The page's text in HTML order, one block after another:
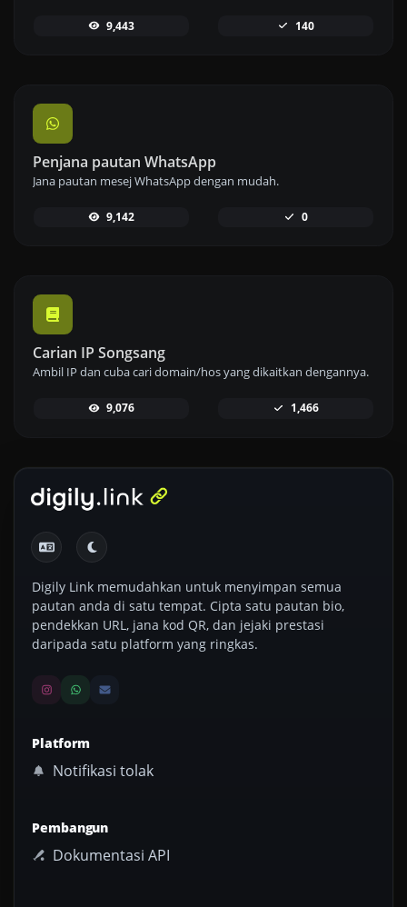
9,443 140
Penjana pautan WhatsApp
Jana pautan mesej WhatsApp dengan mudah.
9,142 0
Carian IP Songsang
Ambil IP dan cuba cari domain/hos yang dikaitkan dengannya.
9,076 1,466
Digily Link memudahkan untuk menyimpan semua
pautan anda di satu tempat. Cipta satu pautan bio,
pendekkan URL, jana kod QR, dan jejaki prestasi
daripada satu platform yang ringkas.
Platform
Notifikasi tolak
Pembangun
Dokumentasi API